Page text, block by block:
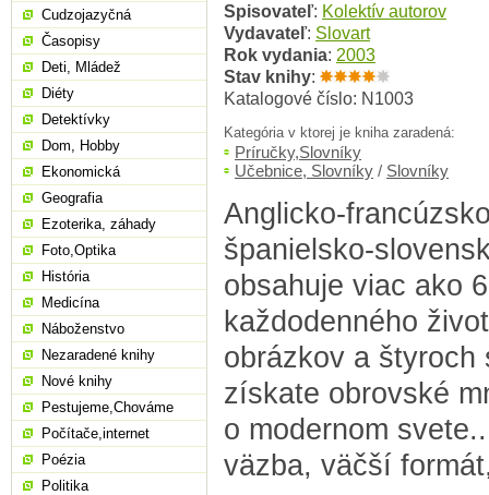
Spisovateľ: Kolektív autorov
Vydavateľ: Slovart
Rok vydania: 2003
Stav knihy:
Katalogové číslo: N1003
Kategória v ktorej je kniha zaradená:
Príručky,Slovníky
Učebnice, Slovníky / Slovníky
Anglicko-
španielsko-
obsahuje viac ako
každodenného
obrázkov a
získate obrovské
o modernom
väzba, väčší
Cudzojazyčná
Časopisy
Deti, Mládež
Diéty
Detektívky
Dom, Hobby
Ekonomická
Geografia
Ezoterika, záhady
Foto,Optika
História
Medicína
Náboženstvo
Nezaradené knihy
Nové knihy
Pestujeme,Chováme
Počítače,internet
Poézia
Politika